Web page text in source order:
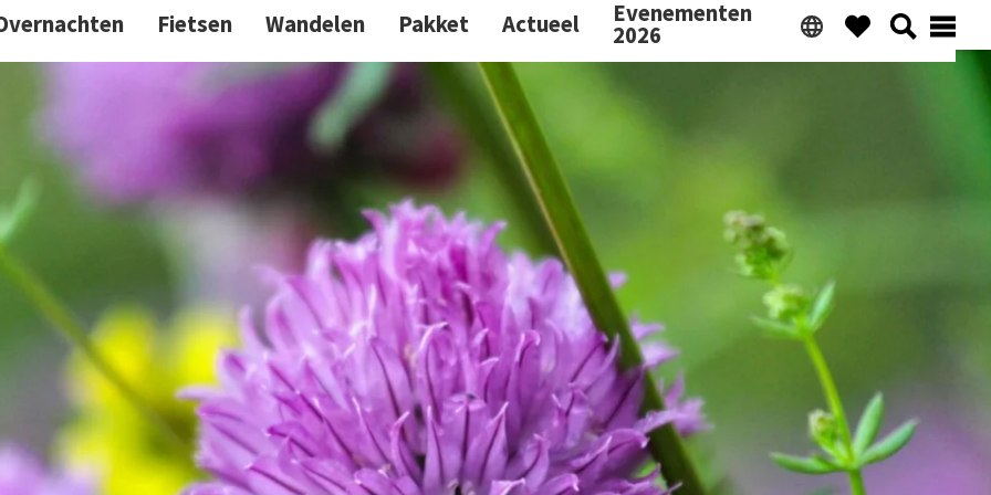
Fietsen Wandelen Pakket Actueel Evenementen
2026